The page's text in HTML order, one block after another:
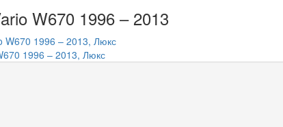
W670 1996 – 2013
1996 – 2013, Люкс